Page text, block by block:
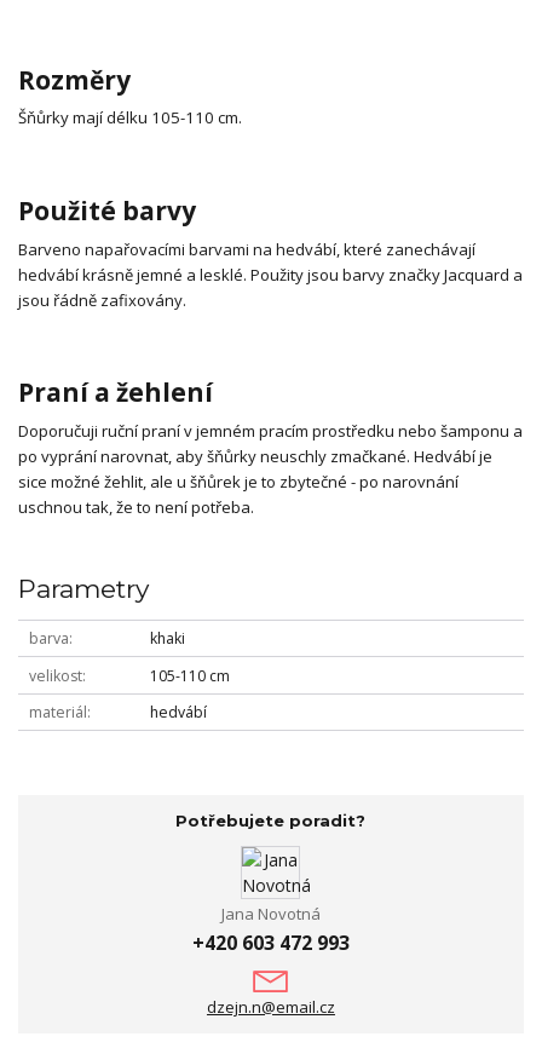
Rozměry
Šňůrky mají délku 105-110 cm.
Použité barvy
Barveno napařovacími barvami na hedvábí, které zanechávají
hedvábí krásně jemné a lesklé. Použity jsou barvy značky Jacquard a
jsou řádně zafixovány.
Praní a žehlení
Doporučuji ruční praní v jemném pracím prostředku nebo šamponu a
po vyprání narovnat, aby šňůrky neuschly zmačkané. Hedvábí je
sice možné žehlit, ale u šňůrek je to zbytečné - po narovnání
uschnou tak, že to není potřeba.
Parametry
barva
khaki
velikost
105-110 cm
materiál
hedvábí
Potřebujete poradit?
Jana Novotná
+420 603 472 993
dzejn.n@email.cz